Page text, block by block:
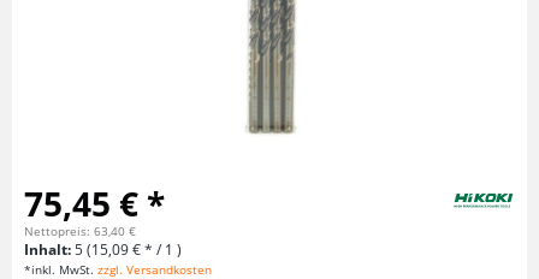
75,45 € *
Nettopreis: 63,40 €
Inhalt:5 (15,09 € * / 1 )
*inkl. MwSt. zzgl. Versandkosten